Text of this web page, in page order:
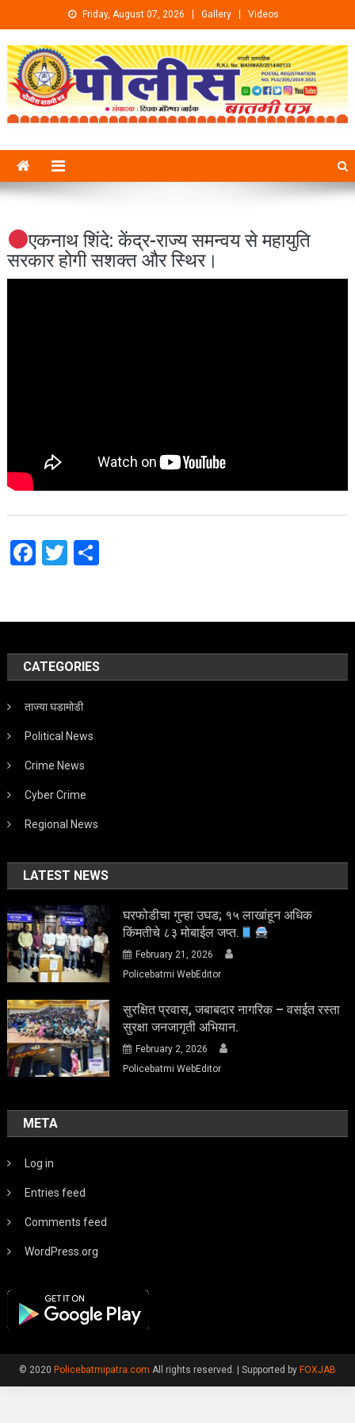
Skip to content Friday, August 07, 2026 Gallery Videos
एकनाथ शिंदे: केंद्र-राज्य समन्वय से महायुति
सरकार होगी सशक्त और स्थिर।
Facebook
Twitter
Share
CATEGORIES
ताज्या घडामोडी
Political News
Crime News
Cyber Crime
Regional News
LATEST NEWS
घरफोडीचा गुन्हा उघड; १५ लाखांहून अधिक
किंमतीचे ८३ मोबाईल जप्त.
February 21, 2026
Policebatmi WebEditor
सुरक्षित प्रवास, जबाबदार नागरिक – वसईत रस्ता
सुरक्षा जनजागृती अभियान.
February 2, 2026
Policebatmi WebEditor
META
Log in
Entries feed
Comments feed
WordPress.org
© 2020 Policebatmipatra.com All rights reserved. Supported by FOXJAB